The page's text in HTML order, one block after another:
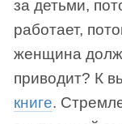
за детьми,
работает,
женщина
приводит? К
книге.